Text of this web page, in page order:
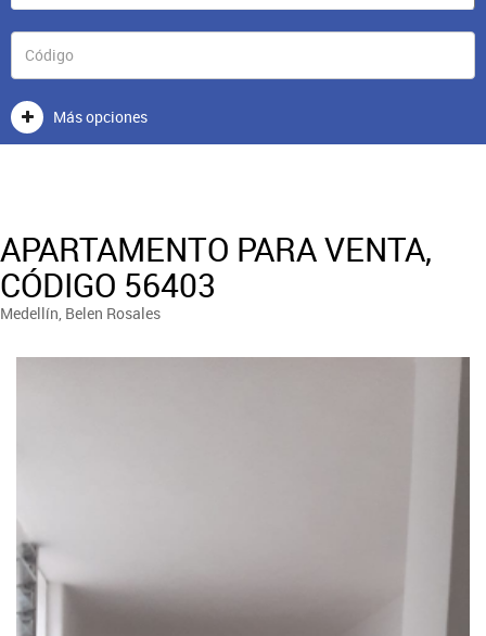
Más opciones
APARTAMENTO PARA VENTA,
CÓDIGO 56403
Medellín, Belen Rosales